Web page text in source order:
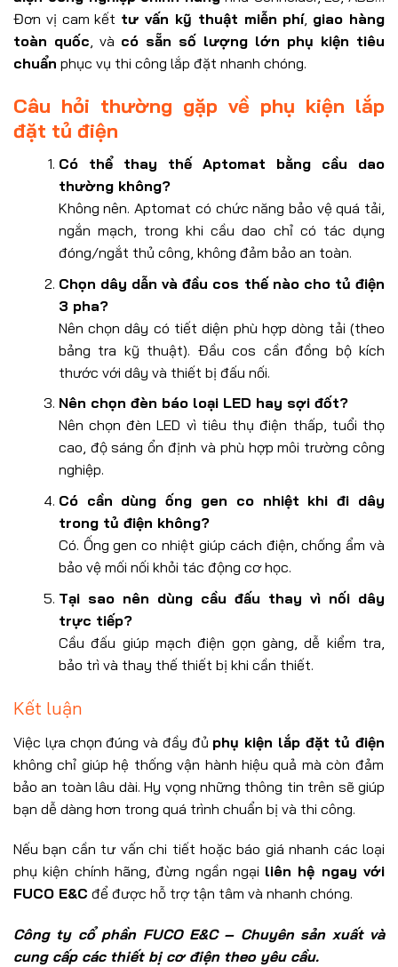
Đơn vị cam kết tư vấn kỹ thuật miễn phí, giao hàng
toàn quốc, và có sẵn số lượng lớn phụ kiện tiêu
chuẩn phục vụ thi công lắp đặt nhanh chóng.
Câu hỏi thường gặp về phụ kiện lắp
đặt tủ điện
Có thể thay thế Aptomat bằng cầu dao
thường không?
Không nên. Aptomat có chức năng bảo vệ quá tải,
ngắn mạch, trong khi cầu dao chỉ có tác dụng
đóng/ngắt thủ công, không đảm bảo an toàn.
Chọn dây dẫn và đầu cos thế nào cho tủ điện
3 pha?
Nên chọn dây có tiết diện phù hợp dòng tải (theo
bảng tra kỹ thuật). Đầu cos cần đồng bộ kích
thước với dây và thiết bị đấu nối.
Nên chọn đèn báo loại LED hay sợi đốt?
Nên chọn đèn LED vì tiêu thụ điện thấp, tuổi thọ
cao, độ sáng ổn định và phù hợp môi trường công
nghiệp.
Có cần dùng ống gen co nhiệt khi đi dây
trong tủ điện không?
Có. Ống gen co nhiệt giúp cách điện, chống ẩm và
bảo vệ mối nối khỏi tác động cơ học.
Tại sao nên dùng cầu đấu thay vì nối dây
trực tiếp?
Cầu đấu giúp mạch điện gọn gàng, dễ kiểm tra,
bảo trì và thay thế thiết bị khi cần thiết.
Kết luận
Việc lựa chọn đúng và đầy đủ phụ kiện lắp đặt tủ điện
không chỉ giúp hệ thống vận hành hiệu quả mà còn đảm
bảo an toàn lâu dài. Hy vọng những thông tin trên sẽ giúp
bạn dễ dàng hơn trong quá trình chuẩn bị và thi công.
Nếu bạn cần tư vấn chi tiết hoặc báo giá nhanh các loại
phụ kiện chính hãng, đừng ngần ngại liên hệ ngay với
FUCO E&C để được hỗ trợ tận tâm và nhanh chóng.
Công ty cổ phần FUCO E&C – Chuyên sản xuất và
cung cấp các thiết bị cơ điện theo yêu cầu.